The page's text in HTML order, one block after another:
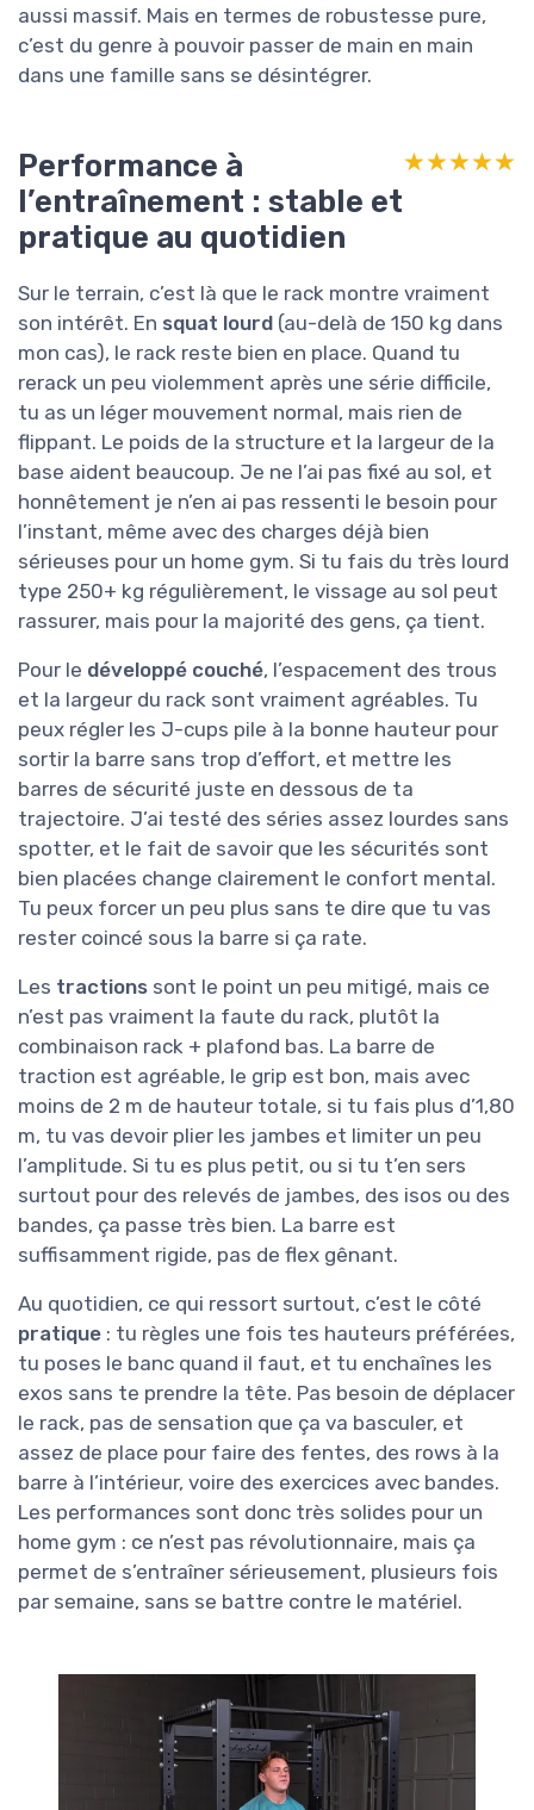
aussi massif. Mais en termes de robustesse pure,
c’est du genre à pouvoir passer de main en main
dans une famille sans se désintégrer.
Performance à
l’entraînement : stable et
pratique au quotidien
★★★★★
★★★★★
Sur le terrain, c’est là que le rack montre vraiment
son intérêt. En squat lourd (au-delà de 150 kg dans
mon cas), le rack reste bien en place. Quand tu
rerack un peu violemment après une série difficile,
tu as un léger mouvement normal, mais rien de
flippant. Le poids de la structure et la largeur de la
base aident beaucoup. Je ne l’ai pas fixé au sol, et
honnêtement je n’en ai pas ressenti le besoin pour
l’instant, même avec des charges déjà bien
sérieuses pour un home gym. Si tu fais du très lourd
type 250+ kg régulièrement, le vissage au sol peut
rassurer, mais pour la majorité des gens, ça tient.
Pour le développé couché, l’espacement des trous
et la largeur du rack sont vraiment agréables. Tu
peux régler les J-cups pile à la bonne hauteur pour
sortir la barre sans trop d’effort, et mettre les
barres de sécurité juste en dessous de ta
trajectoire. J’ai testé des séries assez lourdes sans
spotter, et le fait de savoir que les sécurités sont
bien placées change clairement le confort mental.
Tu peux forcer un peu plus sans te dire que tu vas
rester coincé sous la barre si ça rate.
Les tractions sont le point un peu mitigé, mais ce
n’est pas vraiment la faute du rack, plutôt la
combinaison rack + plafond bas. La barre de
traction est agréable, le grip est bon, mais avec
moins de 2 m de hauteur totale, si tu fais plus d’1,80
m, tu vas devoir plier les jambes et limiter un peu
l’amplitude. Si tu es plus petit, ou si tu t’en sers
surtout pour des relevés de jambes, des isos ou des
bandes, ça passe très bien. La barre est
suffisamment rigide, pas de flex gênant.
Au quotidien, ce qui ressort surtout, c’est le côté
pratique : tu règles une fois tes hauteurs préférées,
tu poses le banc quand il faut, et tu enchaînes les
exos sans te prendre la tête. Pas besoin de déplacer
le rack, pas de sensation que ça va basculer, et
assez de place pour faire des fentes, des rows à la
barre à l’intérieur, voire des exercices avec bandes.
Les performances sont donc très solides pour un
home gym : ce n’est pas révolutionnaire, mais ça
permet de s’entraîner sérieusement, plusieurs fois
par semaine, sans se battre contre le matériel.